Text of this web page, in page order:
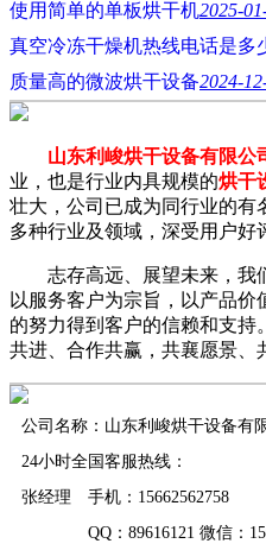
使用简单的单板烘干机2025-
真空冷冻干燥机热线电话是多
质量高的微波烘干设备2024-
山东利峻烘干设备有限公
业，也是行业内具规模的烘干
壮大，公司已成为同行业的有
多种行业及领域，深受用户好
志存高远、展望未来，我们
以服务客户为宗旨，以产品
的努力得到客户的信赖和支持
共进、合作共赢，共襄愿景、
公司名称：山东利峻烘干设备有
24小时全国客服热线：
张经理 手机：15662562758
QQ：89616121 微信：